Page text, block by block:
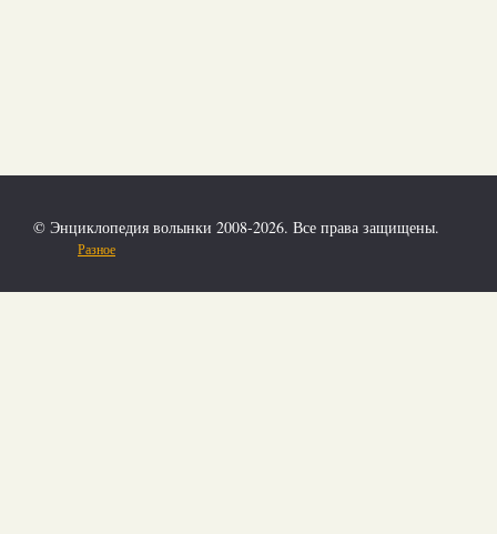
© Энциклопедия волынки 2008-2026. Все права защищены.
Разное